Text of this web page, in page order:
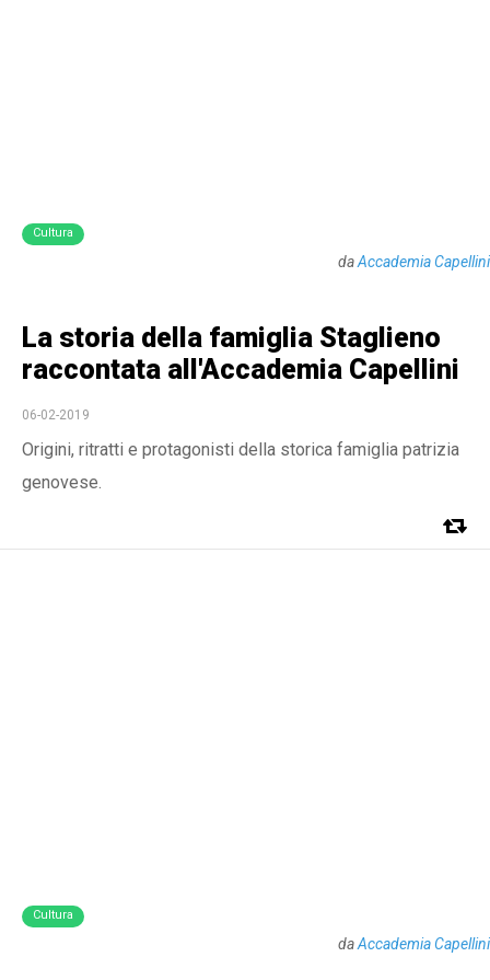
Cultura
daAccademia Capellini
La storia della famiglia Staglieno
raccontata all'Accademia Capellini
06-02-2019
Origini, ritratti e protagonisti della storica famiglia patrizia
genovese.
Cultura
daAccademia Capellini